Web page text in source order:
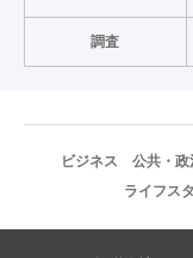
調査
ビジネス 公共・政
ライフス